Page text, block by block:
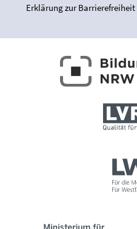
Erklärung zur Barrierefreiheit